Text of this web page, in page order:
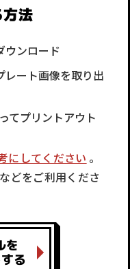
法
ウンロード
ート画像を取り出
てプリントアウト
にしてください 。
などをご利用くださ
を
る